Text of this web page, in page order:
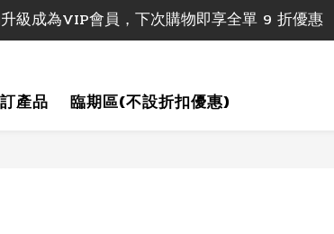
本地包郵; 實付滿$1000即享香港及澳門地區包郵
級成為VIP會員，下次購物即享全單 9 折優惠
產品 臨期區(不設折扣優惠)